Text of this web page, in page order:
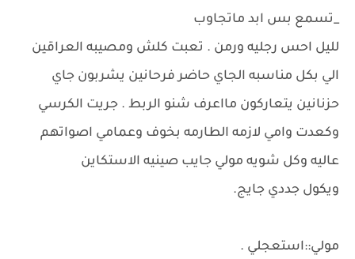
_تسمع بس ابد ماتجاوب
لليل احس رجليه ورمن . تعبت كلش ومصيبه العراقين
الي بكل مناسبه الجاي حاضر فرحانين يشربون جاي
حزنانين يتعاركون مااعرف شنو الربط . جريت الكرسي
وكعدت وامي لازمه الطارمه بخوف وعمامي اصواتهم
عاليه وكل شويه مولي جايب صينيه الاستكاين
ويكول جددي جايج.
مولي::استعجلي .